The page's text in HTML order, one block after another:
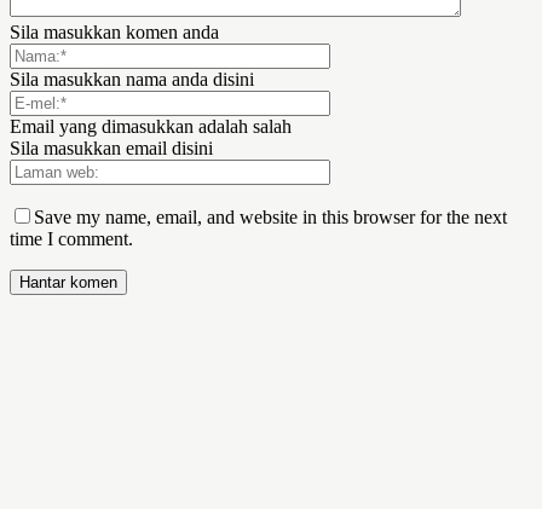
Sila masukkan komen anda
Sila masukkan nama anda disini
Email yang dimasukkan adalah salah
Sila masukkan email disini
Save my name, email, and website in this browser for the next
time I comment.